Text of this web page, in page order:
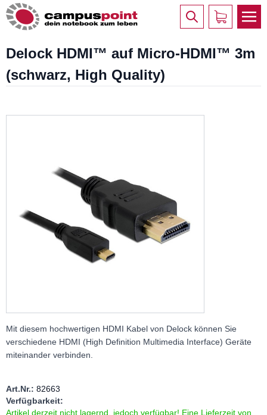
Delock HDMI™ auf Micro-HDMI™ 3m
(schwarz, High Quality)
Mit diesem hochwertigen HDMI Kabel von Delock können Sie
verschiedene HDMI (High Definition Multimedia Interface) Geräte
miteinander verbinden.
Art.Nr.: 82663
Verfügbarkeit:
Artikel derzeit nicht lagernd, jedoch verfügbar! Eine Lieferzeit von